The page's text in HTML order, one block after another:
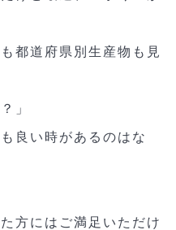
都道府県別生産物も見
」
良い時があるのはな
方にはご満足いただけ